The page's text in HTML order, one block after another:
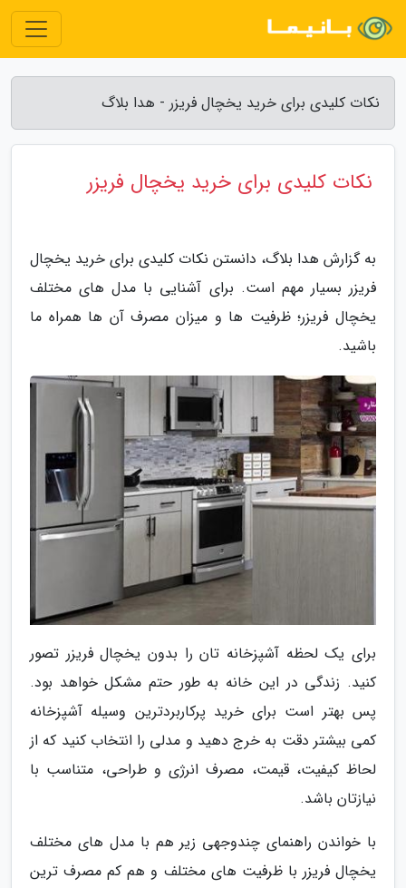
نکات کلیدی برای خرید یخچال فریزر - هدا بلاگ
نکات کلیدی برای خرید یخچال فریزر
به گزارش هدا بلاگ، دانستن نکات کلیدی برای خرید یخچال
فریزر بسیار مهم است. برای آشنایی با مدل های مختلف
یخچال فریزر؛ ظرفیت ها و میزان مصرف آن ها همراه ما
باشید.
برای یک لحظه آشپزخانه تان را بدون یخچال فریزر تصور
کنید. زندگی در این خانه به طور حتم مشکل خواهد بود.
پس بهتر است برای خرید پرکاربردترین وسیله آشپزخانه
کمی بیشتر دقت به خرج دهید و مدلی را انتخاب کنید که از
لحاظ کیفیت، قیمت، مصرف انرژی و طراحی، متناسب با
نیازتان باشد.
با خواندن راهنمای چندوجهی زیر هم با مدل های مختلف
یخچال فریزر با ظرفیت های مختلف و هم کم مصرف ترین